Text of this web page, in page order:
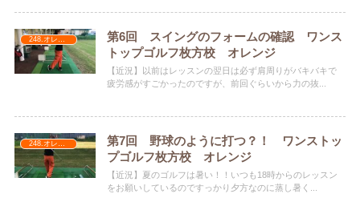
第6回 スイングのフォームの確認 ワンス
トップゴルフ枚方校 オレンジ
【近況】以前はレッスンの翌日は必ず肩周りがバキバキで
疲労感がすごかったのですが、前回ぐらいから力の抜...
248.オレンジ
第7回 野球のように打つ？！ ワンストッ
プゴルフ枚方校 オレンジ
【近況】夏のゴルフは暑い！！いつも18時からのレッスン
をお願いしているのですっかり夕方なのに蒸し暑く...